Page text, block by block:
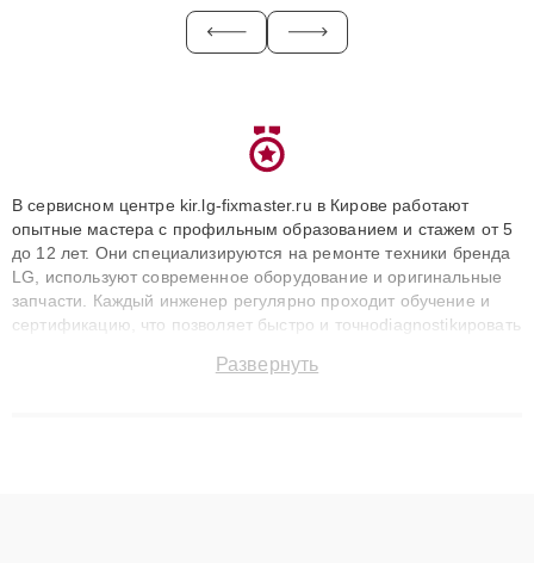
В сервисном центре kir.lg-fixmaster.ru в Кирове работают
опытные мастера с профильным образованием и стажем от 5
до 12 лет. Они специализируются на ремонте техники бренда
LG, используют современное оборудование и оригинальные
запчасти. Каждый инженер регулярно проходит обучение и
сертификацию, что позволяет быстро и точноdiagnostikировать
до 3 лет. Наши мастера решают сложные случаи: от замены
Развернуть